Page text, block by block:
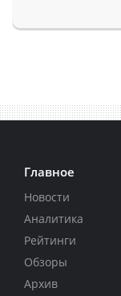
Главное
Новости
Аналитика
Рейтинги
Обзоры
Архив